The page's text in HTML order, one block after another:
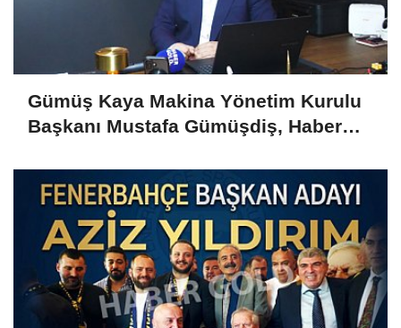
Gümüş Kaya Makina Yönetim Kurulu
Başkanı Mustafa Gümüşdiş, Haber